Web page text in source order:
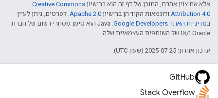
אלא אם צוין אחרת, התוכן של דף זה הוא ברישיון Creative Commons
Attribution 4.0 ודוגמאות הקוד הן ברישיון Apache 2.0. לפרטים, ניתן לעיין
במדיניות האתר Google Developers‏
.‏ Java הוא סימן מסחרי רשום של חברת
Oracle ו/או של השותפים העצמאיים שלה.
עדכון אחרון: 2025-07-25 (שעון UTC).
GitHub
Stack Overflow